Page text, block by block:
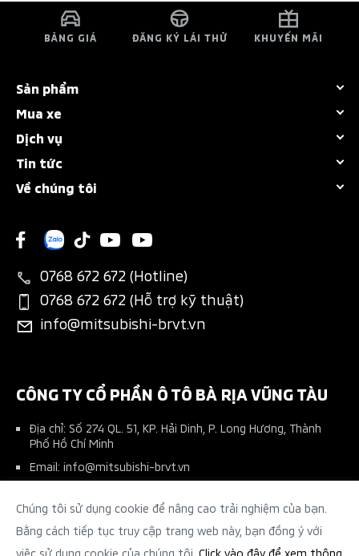
BẢNG GIÁ ĐĂNG KÝ LÁI THỬ KHUYẾN MÃI
Sản phẩm
Tất cả dòng xe
Destinator
Attrage
New Xpander
New Xpander Cross
All-New Triton
Pajero Sport
Mua xe
Bảng giá
Chương trình trả góp MAF
Đăng ký lái thử
Phụ kiện chính hãng
Dịch vụ
Chính sách bảo hành
Bảo dưỡng nhanh
Các hạng mục bảo dưỡng
Đặt lịch dịch vụ
Ứng dụng Mitsubishi Connect+
Kế hoạch bảo dưỡng xe
Tin tức
Sự kiện nổi bật
Tin tổng hợp
Tin tuyển dụng
Về chúng tôi
Liên hệ
0768 672 672 (Hotline)
0768 672 672 (Hỗ trợ kỹ thuật)
info@mitsubishi-brvt.vn
CÔNG TY CỔ PHẦN Ô TÔ BÀ RỊA VŨNG TÀU
Địa chỉ: Số 274 QL. 51, KP. Hải Dinh, P. Long Hương, Thành
Phố Hồ Chí Minh
Email: info@mitsubishi-brvt.vn
Người chịu trách nhiệm: Ông Nguyễn Hoàng Hương - Tổng
Giám Đốc
Chúng tôi sử dụng cookie để nâng cao trải nghiệm của bạn.
Bằng cách tiếp tục truy cập trang web này, bạn đồng ý với
việc sử dụng cookie của chúng tôi. Click vào đây để xem thông